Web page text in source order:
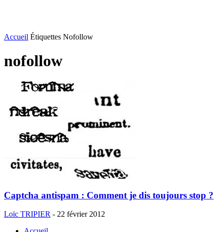
Accueil Étiquettes Nofollow
nofollow
Captcha antispam : Comment je dis toujours stop ?
Loïc TRIPIER - 22 février 2012